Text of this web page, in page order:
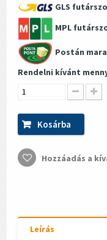
GLS
MPL
Postán
Rendelni kívánt
Kosárba
Hozzáadás a
Leírás